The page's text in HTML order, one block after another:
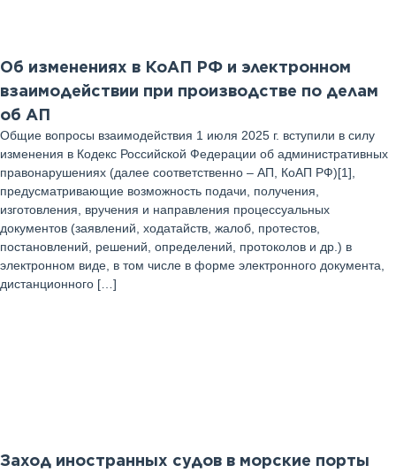
Об изменениях в КоАП РФ и электронном
взаимодействии при производстве по делам
об АП
Общие вопросы взаимодействия 1 июля 2025 г. вступили в силу
изменения в Кодекс Российской Федерации об административных
правонарушениях (далее соответственно – АП, КоАП РФ)[1],
предусматривающие возможность подачи, получения,
изготовления, вручения и направления процессуальных
документов (заявлений, ходатайств, жалоб, протестов,
постановлений, решений, определений, протоколов и др.) в
электронном виде, в том числе в форме электронного документа,
дистанционного […]
Заход иностранных судов в морские порты